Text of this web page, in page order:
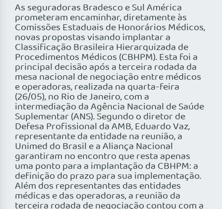
As seguradoras Bradesco e Sul América
prometeram encaminhar, diretamente às
Comissões Estaduais de Honorários Médicos,
novas propostas visando implantar a
Classificação Brasileira Hierarquizada de
Procedimentos Médicos (CBHPM). Esta foi a
principal decisão após a terceira rodada da
mesa nacional de negociação entre médicos
e operadoras, realizada na quarta-feira
(26/05), no Rio de Janeiro, com a
intermediação da Agência Nacional de Saúde
Suplementar (ANS). Segundo o diretor de
Defesa Profissional da AMB, Eduardo Vaz,
representante da entidade na reunião, a
Unimed do Brasil e a Aliança Nacional
garantiram no encontro que resta apenas
uma ponto para a implantação da CBHPM: a
definição do prazo para sua implementação.
Além dos representantes das entidades
médicas e das operadoras, a reunião da